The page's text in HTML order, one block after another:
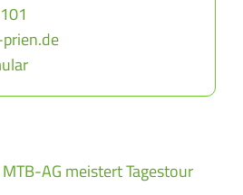
AG meistert Tagestour